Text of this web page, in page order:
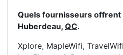
Quels fournisseurs
Huberdeau, QC.
Xplore, MapleWifi,